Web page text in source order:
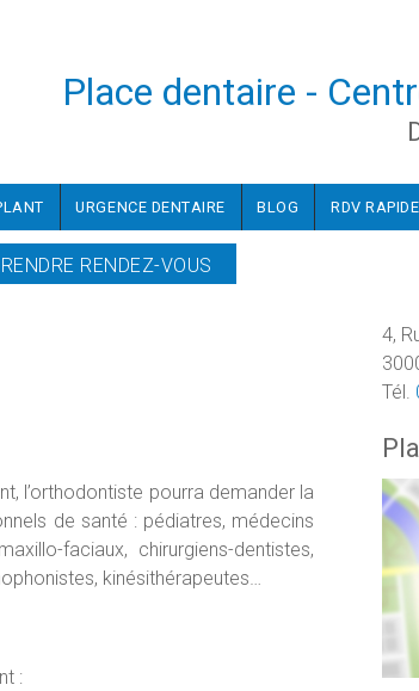
Place dentaire -
URGENCE DENTAIRE BLOG RDV RAPIDE
RENDEZ-VOUS
l’orthodontiste pourra demander la
de santé : pédiatres, médecins
faciaux, chirurgiens-dentistes,
kinésithérapeutes…
:
4,
Tél.